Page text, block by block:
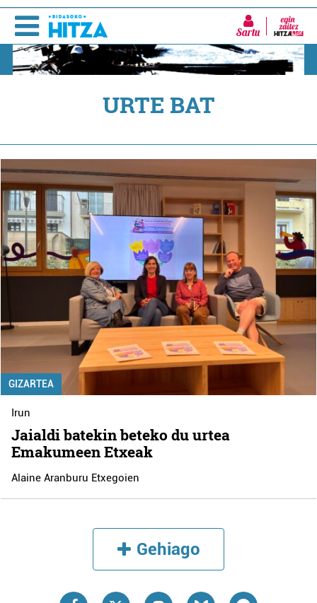
Sartu
URTE BAT
GIZARTEA
Irun
Jaialdi batekin beteko du urtea
Emakumeen Etxeak
Alaine Aranburu Etxegoien
Gehiago